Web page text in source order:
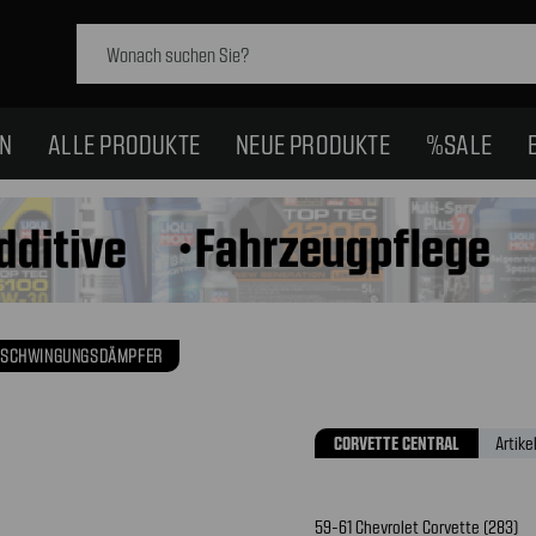
ALLE PRODUKTE NEUE PRODUKTE %SALE
SCHWINGUNGSDÄMPFER
CORVETTE CENTRAL
59-61 Chevrolet Corvette (283)